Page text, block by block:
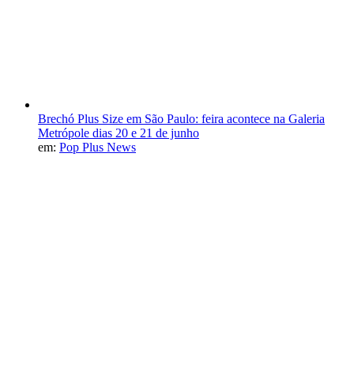
Brechó Plus Size em São Paulo: feira acontece na Galeria
Metrópole dias 20 e 21 de junho
em: Pop Plus News